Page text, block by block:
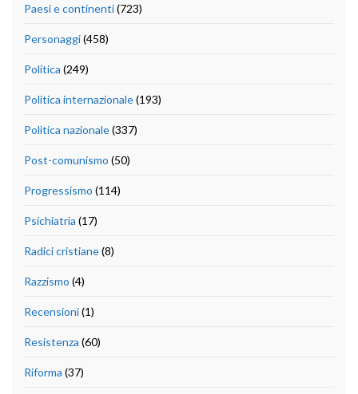
Paesi e continenti(723)
Personaggi(458)
Politica (249)
Politica internazionale(193)
Politica nazionale(337)
Post-comunismo (50)
Progressismo (114)
Psichiatria (17)
Radici cristiane(8)
Razzismo (4)
Recensioni(1)
Resistenza (60)
Riforma (37)